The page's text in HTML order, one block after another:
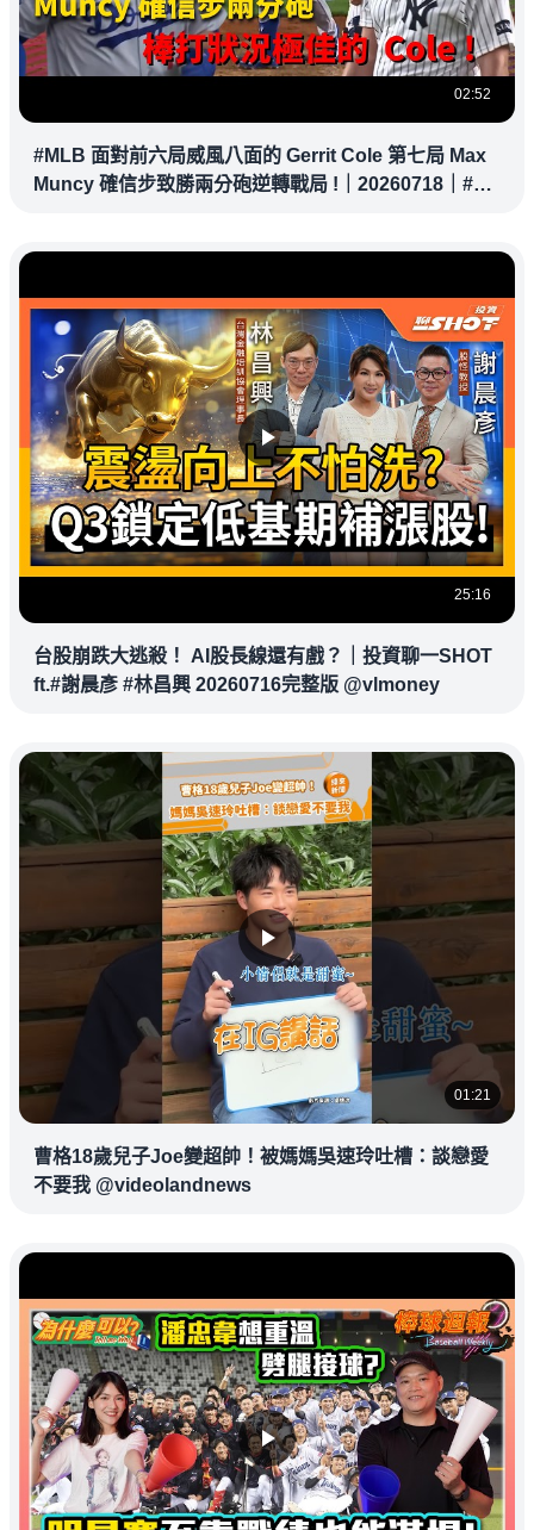
02:52
#MLB 面對前六局威風八面的 Gerrit Cole 第七局 Max
Muncy 確信步致勝兩分砲逆轉戰局 !｜20260718｜#洛
25:16
台股崩跌大逃殺！ AI股長線還有戲？｜投資聊一SHOT
ft.#謝晨彥 #林昌興 20260716完整版 @vlmoney
01:21
曹格18歲兒子Joe變超帥！被媽媽吳速玲吐槽：談戀愛
不要我 @videolandnews